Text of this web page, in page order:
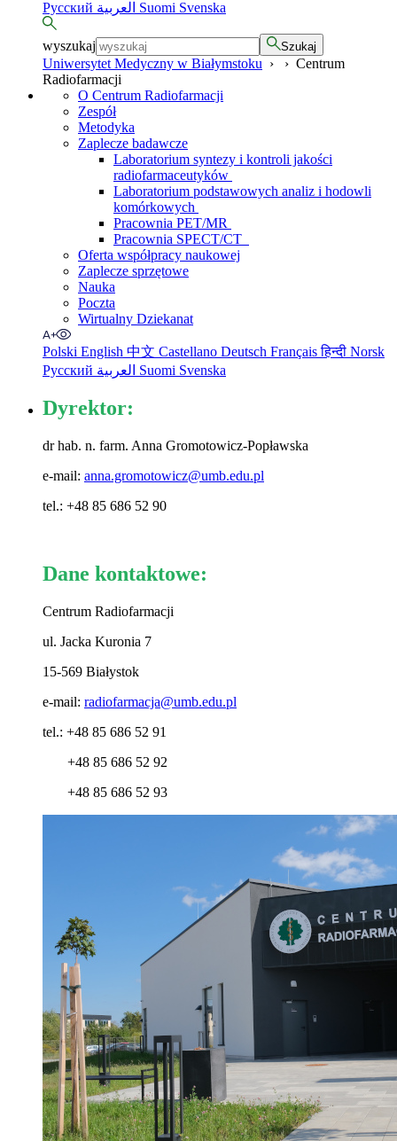
Русский Suomi Svenska
wyszukaj Szukaj
Uniwersytet Medyczny w Białymstoku › › Centrum
Radiofarmacji
O Centrum Radiofarmacji
Zespół
Metodyka
Zaplecze badawcze
Laboratorium syntezy i kontroli jakości
radiofarmaceutyków
Laboratorium podstawowych analiz i hodowli
komórkowych
Pracownia PET/MR
Pracownia SPECT/CT
Oferta współpracy naukowej
Zaplecze sprzętowe
Nauka
Poczta
Wirtualny Dziekanat
Polski English 中文 Castellano Deutsch Françaisहिन्दी Norsk
Русский
Suomi Svenska
Dyrektor:
dr hab. n. farm. Anna Gromotowicz-Popławska
e-mail: anna.gromotowicz@umb.edu.pl
tel.: +48 85 686 52 90
Dane kontaktowe:
Centrum Radiofarmacji
ul. Jacka Kuronia 7
15-569 Białystok
e-mail: radiofarmacja@umb.edu.pl
tel.: +48 85 686 52 91
+48 85 686 52 92
+48 85 686 52 93